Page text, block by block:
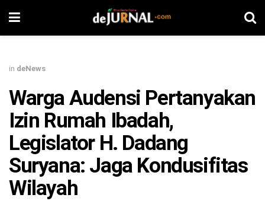
in deNews
Warga Audensi Pertanyakan
Izin Rumah Ibadah,
Legislator H. Dadang
Suryana: Jaga Kondusifitas
Wilayah